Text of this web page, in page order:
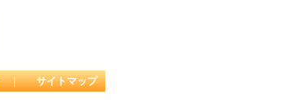
｜ サイトマップ